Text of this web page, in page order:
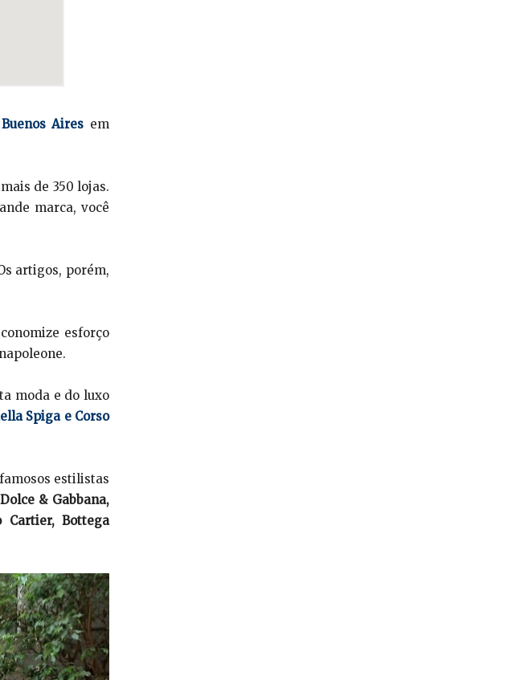
Aires em
de 350 lojas.
marca, você
artigos, porém,
esforço
moda e do luxo
Spiga e Corso
estilistas
& Gabbana,
Cartier, Bottega